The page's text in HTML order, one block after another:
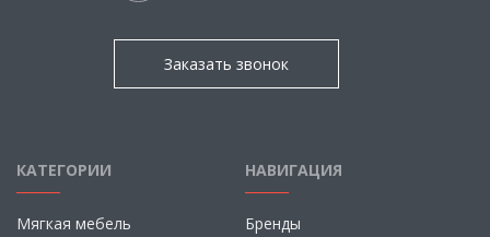
Заказать звонок
КАТЕГОРИИ
Мягкая мебель
НАВИГАЦИЯ
Бренды